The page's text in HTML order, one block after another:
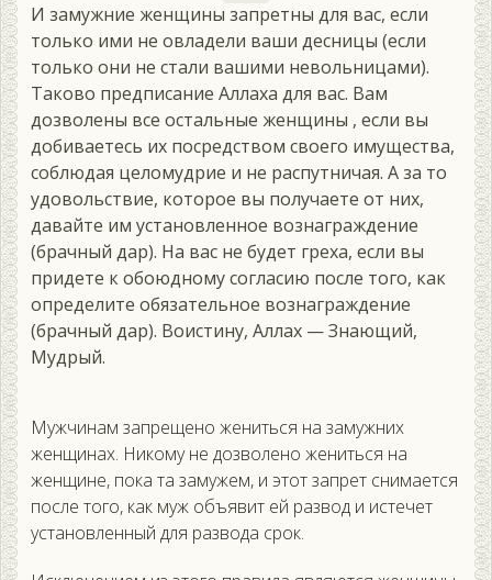
И замужние женщины запретны для вас, если
только ими не овладели ваши десницы (если
только они не стали вашими невольницами).
Таково предписание Аллаха для вас. Вам
дозволены все остальные женщины , если вы
добиваетесь их посредством своего имущества,
соблюдая целомудрие и не распутничая. А за то
удовольствие, которое вы получаете от них,
давайте им установленное вознаграждение
(брачный дар). На вас не будет греха, если вы
придете к обоюдному согласию после того, как
определите обязательное вознаграждение
(брачный дар). Воистину, Аллах — Знающий,
Мудрый.
Мужчинам запрещено жениться на замужних
женщинах. Никому не дозволено жениться на
женщине, пока та замужем, и этот запрет снимается
после того, как муж объявит ей развод и истечет
установленный для развода срок.